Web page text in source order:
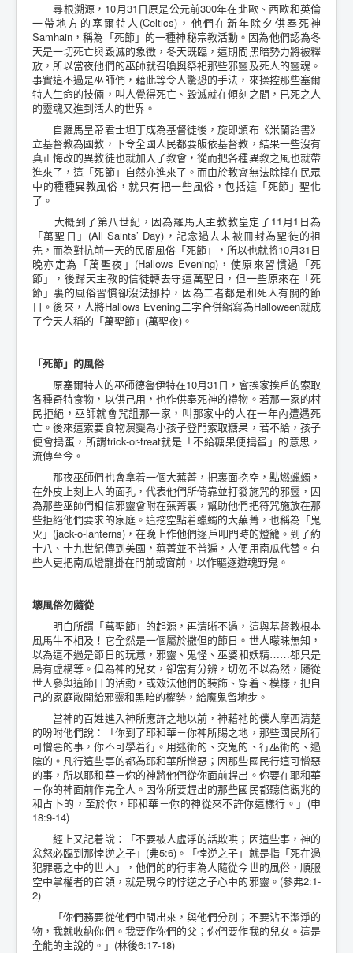
尋根溯源，10月31日原是公元前300年在北歐、西歐和英倫
一帶地方的塞爾特人(Celtics)，他們在新年除夕供奉死神
Samhain，稱為「死節」的一種神秘宗教活動。因為他們認為冬
天是一切死亡與毀滅的象徵，冬天既臨，這期間黑暗勢力將被釋
放，所以當夜他們的巫師就召喚與祭祀那些邪靈及死人的靈魂。
事實這不過是巫師們，藉此等令人驚恐的手法，來操控那些塞爾
特人生命的技倆，叫人覺得死亡、毀滅就在傾刻之間，已死之人
的靈魂又進到活人的世界。
自羅馬皇帝君士坦丁成為基督徒後，旋即頒布《米蘭詔書》
立基督教為國教，下令全國人民都要皈依基督教，結果一些沒有
真正悔改的異教徒也就加入了教會，從而把各種異教之風也就帶
進來了，這「死節」自然亦進來了。而由於教會無法除掉在民眾
中的種種異教風俗，就只有把一些風俗，包括這「死節」聖化
了。
大概到了第八世紀，因為羅馬天主教教皇定了11月1日為
「萬聖日」(All Saints’ Day)，記念過去未被冊封為聖徒的祖
先，而為對抗前一天的民間風俗「死節」，所以也就將10月31日
晚亦定為「萬聖夜」(Hallows Evening)，使原來習慣過「死
節」，後歸天主教的信徒轉去守這萬聖日，但一些原來在「死
節」裏的風俗習慣卻沒法挪掉，因為二者都是和死人有關的節
日。後來，人將Hallows Evening二字合併縮寫為Halloween就成
了今天人稱的「萬聖節」(萬聖夜)。
「死節」的風俗
原塞爾特人的巫師德魯伊特在10月31日，會挨家挨戶的索取
各種奇特食物，以供己用，也作供奉死神的禮物。若那一家的村
民拒絕，巫師就會咒詛那一家，叫那家中的人在一年內遭遇死
亡。後來這索要食物演變為小孩子登門索取糖果，若不給，孩子
便會搗蛋，所謂trick-or-treat就是「不給糖果便搗蛋」的意思，
流傳至今。
那夜巫師們也會拿着一個大蕪菁，把裏面挖空，點燃蠟蠋，
在外皮上刻上人的面孔，代表他們所倚靠並打發施咒的邪靈，因
為那些巫師們相信邪靈會附在蕪菁裏，幫助他們把符咒施放在那
些拒絕他們要求的家庭。這挖空點着蠟蠋的大蕪菁，也稱為「鬼
火」(jack-o-lanterns)，在晚上作他們逐戶叩門時的燈籠。到了約
十八、十九世紀傳到美國，蕪菁並不普遍，人便用南瓜代替。有
些人更把南瓜燈籠掛在門前或窗前，以作驅逐遊魂野鬼。
壞風俗勿隨從
明白所謂「萬聖節」的起源，再清晰不過，這與基督教根本
風馬牛不相及！它全然是一個屬於撒但的節日。世人曚昧無知，
以為這不過是節日的玩意，邪靈、鬼怪、巫婆和妖精……都只是
烏有虛構等。但為神的兒女，卻當有分辨，切勿不以為然，隨從
世人參與這節日的活動，或效法他們的裝飾、穿着、模樣，把自
己的家庭敞開給邪靈和黑暗的權勢，給魔鬼留地步。
當神的百姓進入神所應許之地以前，神藉祂的僕人摩西清楚
的吩咐他們說：「你到了耶和華－你神所賜之地，那些國民所行
可憎惡的事，你不可學着行。用迷術的、交鬼的、行巫術的、過
陰的。凡行這些事的都為耶和華所憎惡；因那些國民行這可憎惡
的事，所以耶和華－你的神將他們從你面前趕出。你要在耶和華
－你的神面前作完全人。因你所要趕出的那些國民都聽信觀兆的
和占卜的，至於你，耶和華－你的神從來不許你這樣行。」(申
18:9-14)
經上又記着說：「不要被人虛浮的話欺哄；因這些事，神的
忿怒必臨到那悖逆之子」(弗5:6)。「悖逆之子」就是指「死在過
犯罪惡之中的世人」，他們的的行事為人隨從今世的風俗，順服
空中掌權者的首領，就是現今的悖逆之子心中的邪靈。(參弗2:1-
2)
「你們務要從他們中間出來，與他們分別；不要沾不潔淨的
物，我就收納你們。我要作你們的父；你們要作我的兒女。這是
全能的主說的。」(林後6:17-18)